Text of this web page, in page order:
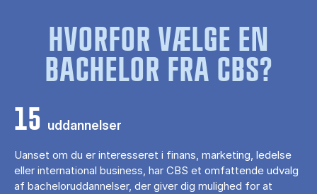
HVORFOR VÆLGE EN
BACHELOR FRA CBS?
15 uddannelser
Uanset om du er interesseret i finans, marketing, ledelse
eller international business, har CBS et omfattende udvalg
af bacheloruddannelser, der giver dig mulighed for at